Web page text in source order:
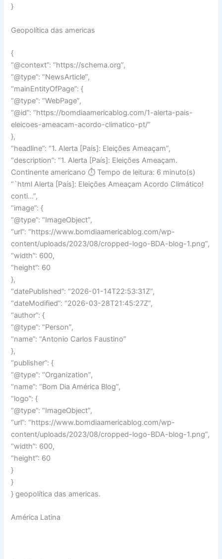
}
Geopolítica das americas
{
“@context”: “https://schema.org”,
“@type”: “NewsArticle”,
“mainEntityOfPage”: {
“@type”: “WebPage”,
“@id”: “https://bomdiaamericablog.com/1-alerta-pais-
eleicoes-ameacam-acordo-climatico-pt/”
},
“headline”: “1. Alerta [País]: Eleições Ameaçam”,
“description”: “1. Alerta [País]: Eleições Ameaçam.
Continente americano ⏱️ Tempo de leitura: 6 minuto(s)
“`html Alerta [País]: Eleições Ameaçam Acordo Climático!
conti…”,
“image”: {
“@type”: “ImageObject”,
“url”: “https://www.bomdiaamericablog.com/wp-
content/uploads/2023/08/cropped-logo-BDA-blog-1.png”,
“width”: 600,
“height”: 60
},
“datePublished”: “2026-01-14T22:53:31Z”,
“dateModified”: “2026-03-28T21:45:27Z”,
“author”: {
“@type”: “Person”,
“name”: “Antonio Carlos Faustino”
},
“publisher”: {
“@type”: “Organization”,
“name”: “Bom Dia América Blog”,
“logo”: {
“@type”: “ImageObject”,
“url”: “https://www.bomdiaamericablog.com/wp-
content/uploads/2023/08/cropped-logo-BDA-blog-1.png”,
“width”: 600,
“height”: 60
}
}
} geopolítica das americas.
América Latina